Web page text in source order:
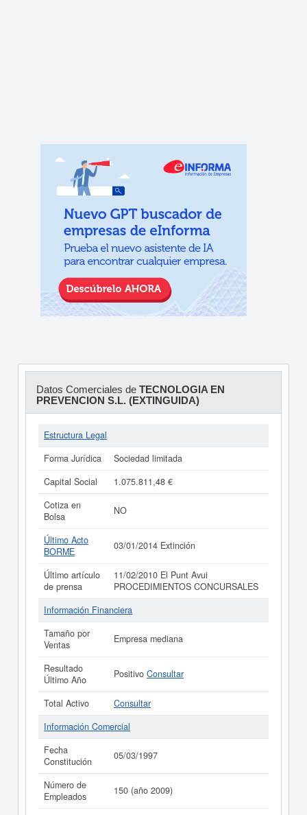
Datos Comerciales de TECNOLOGIA EN
PREVENCION S.L. (EXTINGUIDA)
Estructura Legal
Forma Jurídica
Sociedad limitada
Capital Social
1.075.811,48 €
Cotiza en
Bolsa
NO
Último Acto
BORME
03/01/2014 Extinción
Último artículo
de prensa
11/02/2010 El Punt Avui
PROCEDIMIENTOS CONCURSALES
Información Financiera
Tamaño por
Ventas
Empresa mediana
Resultado
Último Año
Positivo Consultar
Total Activo
Consultar
Información Comercial
Fecha
Constitución
05/03/1997
Número de
Empleados
150 (año 2009)